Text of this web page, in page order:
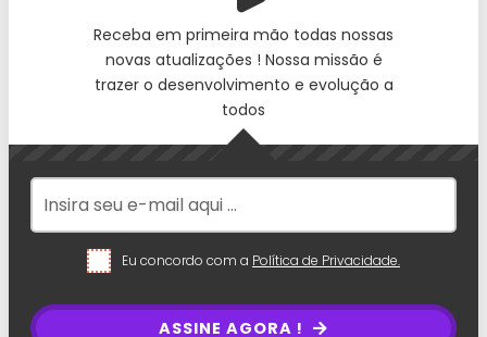
Receba em primeira mão todas nossas
novas atualizações ! Nossa missão é
trazer o desenvolvimento e evolução a
todos
Eu concordo com a Política de Privacidade.
ASSINE AGORA !